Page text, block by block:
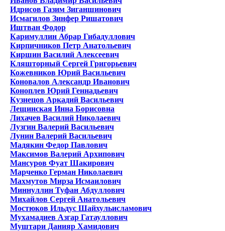
Идрисов Газим Зиганшинович
Исмагилов Зинфер Ришатович
Иштван Фодор
Каримуллин Абрар Гибадуллович
Кирпичников Петр Анатольевич
Киршин Василий Алексеевич
Кляшторный Сергей Григорьевич
Кожевников Юрий Васильевич
Коновалов Александр Иванович
Коноплев Юрий Геннадьевич
Кузнецов Аркадий Васильевич
Лещинская Инна Борисовна
Лихачев Василий Николаевич
Лузгин Валерий Васильевич
Лунин Валерий Васильевич
Мадякин Федор Павлович
Максимов Валерий Архипович
Мансуров Фуат Шакирович
Марченко Герман Николаевич
Махмутов Мирза Исмаилович
Миннуллин Туфан Абдуллович
Михайлов Сергей Анатольевич
Мостюков Ильдус Шайхульисламович
Мухамадиев Азгар Гатауллович
Муштари Данияр Хамидович